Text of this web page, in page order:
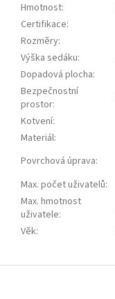
Hmotnost:
Certifikace:
Rozměry:
Výška sedáku:
Dopadová plocha:
Bezpečnostní
prostor:
Kotvení:
Materiál:
Povrchová úprava:
Max. počet uživatelů:
Max. hmotnost
uživatele:
Věk: